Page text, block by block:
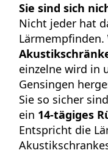
Sie sind sich
Nicht jeder hat
Lärmempfinden.
einzelne wird in
Gensingen
Sie so sicher
ein 14-tägiges
Entspricht die